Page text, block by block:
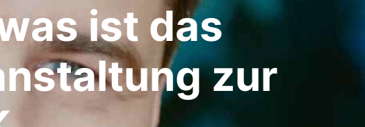
ist das
zur